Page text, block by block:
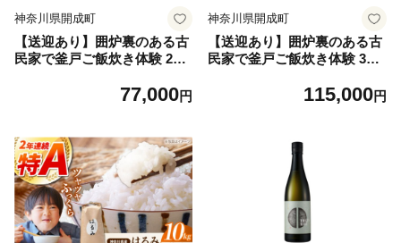
神奈川県開成町
【送迎あり】囲炉裏のある古
民家で釜戸ご飯炊き体験 2名
たディナー付】【株式会社オ
釜戸 かまど ご飯 囲炉裏 古民
家 [BDAP001]
77,000円
神奈川県開成町
【送迎あり】囲炉裏のある古
民家で釜戸ご飯炊き体験 3名
たディナー付】【株式会社オ
釜戸 かまど ご飯 囲炉裏 古民
家 [BDAP002]
115,000円